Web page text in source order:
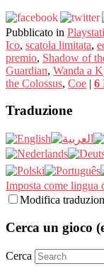
Pubblicato in
Ico, scatola limitata,
premio, Shadow of
Guardian, Wanda a
the Colossus, Coe | 6
Traduzione
Imposta come lingua
Modifica
Cerca un gioco
Cerca